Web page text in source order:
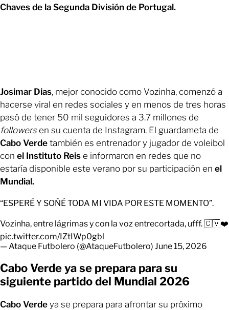
Chaves de la Segunda División de Portugal.
Josimar Dias, mejor conocido como Vozinha, comenzó a
hacerse viral en redes sociales y en menos de tres horas
pasó de tener 50 mil seguidores a 3.7 millones de
followersen su cuenta de Instagram. El guardameta de
Cabo Verde también es entrenador y jugador de voleibol
con el Instituto Reis e informaron en redes que no
estaría disponible este verano por su participación en el
Mundial.
“ESPERÉ Y SOÑÉ TODA MI VIDA POR ESTE MOMENTO”.
Vozinha, entre lágrimas y con la voz entrecortada, ufff. 🇨🇻❤️
pic.twitter.com/IZtIWp0gbl
— Ataque Futbolero (@AtaqueFutbolero) June 15, 2026
Cabo Verde ya se prepara para su
siguiente partido del Mundial 2026
Cabo Verde ya se prepara para afrontar su próximo